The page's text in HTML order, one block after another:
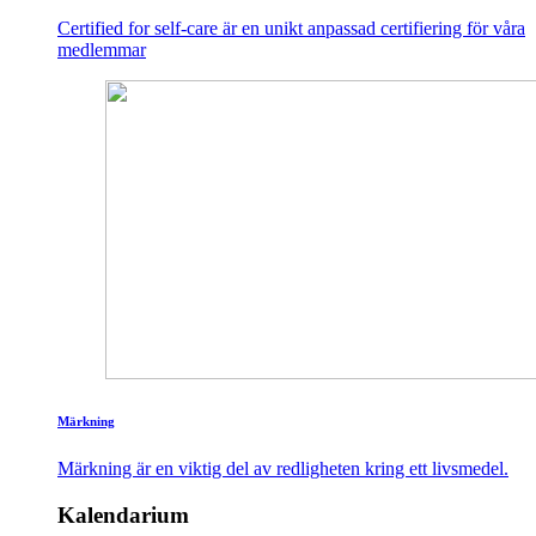
Certified for self-care är en unikt anpassad certifiering för våra
medlemmar
Märkning
Märkning är en viktig del av redligheten kring ett livsmedel.
Kalendarium